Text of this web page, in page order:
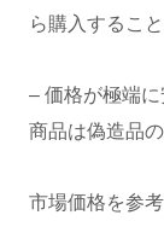
ら購入するこ
– 価格が極端
商品は偽造品
市場価格を参